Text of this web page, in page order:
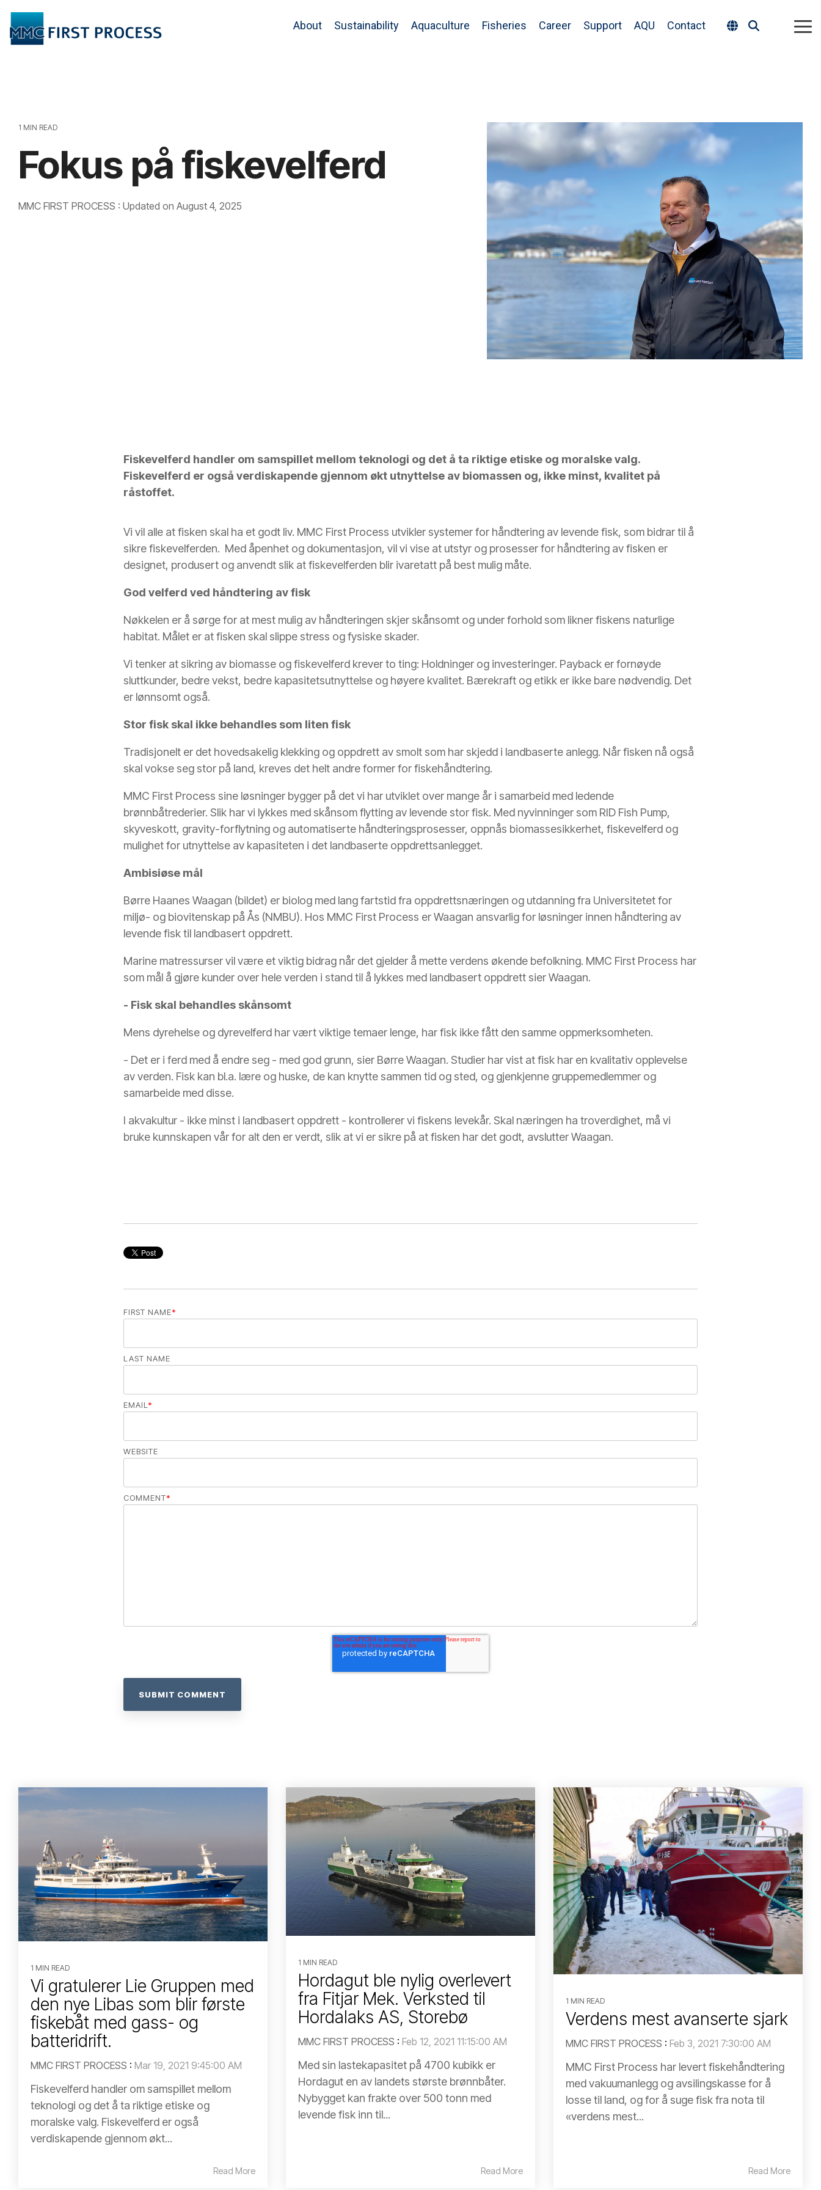
the
main
About Sustainability Aquaculture Fisheries Career Support AQU Contact
1 MIN READ
Fokus på fiskevelferd
MMC FIRST PROCESS : Updated on August 4, 2025
Fiskevelferd handler om samspillet mellom teknologi og det å ta riktige etiske og moralske valg.
Fiskevelferd er også verdiskapende gjennom økt utnyttelse av biomassen og, ikke minst, kvalitet på
råstoffet.
Vi vil alle at fisken skal ha et godt liv. MMC First Process utvikler systemer for håndtering av levende fisk, som bidrar til å
sikre fiskevelferden. Med åpenhet og dokumentasjon, vil vi vise at utstyr og prosesser for håndtering av fisken er
designet, produsert og anvendt slik at fiskevelferden blir ivaretatt på best mulig måte.
God velferd ved håndtering av fisk
Nøkkelen er å sørge for at mest mulig av håndteringen skjer skånsomt og under forhold som likner fiskens naturlige
habitat. Målet er at fisken skal slippe stress og fysiske skader.
Vi tenker at sikring av biomasse og fiskevelferd krever to ting: Holdninger og investeringer. Payback er fornøyde
sluttkunder, bedre vekst, bedre kapasitetsutnyttelse og høyere kvalitet. Bærekraft og etikk er ikke bare nødvendig. Det
er lønnsomt også.
Stor fisk skal ikke behandles som liten fisk
Tradisjonelt er det hovedsakelig klekking og oppdrett av smolt som har skjedd i landbaserte anlegg. Når fisken nå også
skal vokse seg stor på land, kreves det helt andre former for fiskehåndtering.
MMC First Process sine løsninger bygger på det vi har utviklet over mange år i samarbeid med ledende
brønnbåtrederier. Slik har vi lykkes med skånsom flytting av levende stor fisk. Med nyvinninger som RID Fish Pump,
skyveskott, gravity-forflytning og automatiserte håndteringsprosesser, oppnås biomassesikkerhet, fiskevelferd og
mulighet for utnyttelse av kapasiteten i det landbaserte oppdrettsanlegget.
Ambisiøse mål
Børre Haanes Waagan (bildet) er biolog med lang fartstid fra oppdrettsnæringen og utdanning fra Universitetet for
miljø- og biovitenskap på Ås (NMBU). Hos MMC First Process er Waagan ansvarlig for løsninger innen håndtering av
levende fisk til landbasert oppdrett.
Marine matressurser vil være et viktig bidrag når det gjelder å mette verdens økende befolkning. MMC First Process har
som mål å gjøre kunder over hele verden i stand til å lykkes med landbasert oppdrett sier Waagan.
- Fisk skal behandles skånsomt
Mens dyrehelse og dyrevelferd har vært viktige temaer lenge, har fisk ikke fått den samme oppmerksomheten.
­­- Det er i ferd med å endre seg - med god grunn, sier Børre Waagan. Studier har vist at fisk har en kvalitativ opplevelse
av verden. Fisk kan bl.a. lære og huske, de kan knytte sammen tid og sted, og gjenkjenne gruppemedlemmer og
samarbeide med disse.
I akvakultur - ikke minst i landbasert oppdrett - kontrollerer vi fiskens levekår. Skal næringen ha troverdighet, må vi
bruke kunnskapen vår for alt den er verdt, slik at vi er sikre på at fisken har det godt, avslutter Waagan.
FIRST NAME*
LAST NAME
EMAIL *
WEBSITE
COMMENT*
1 MIN READ
Vi gratulerer Lie Gruppen med
den nye Libas som blir første
fiskebåt med gass- og
batteridrift.
MMC FIRST PROCESS : Mar 19, 2021 9:45:00 AM
Fiskevelferd handler om samspillet mellom
teknologi og det å ta riktige etiske og
moralske valg. Fiskevelferd er også
verdiskapende gjennom økt...
Read More
1 MIN READ
Hordagut ble nylig overlevert
fra Fitjar Mek. Verksted til
Hordalaks AS, Storebø
MMC FIRST PROCESS : Feb 12, 2021 11:15:00 AM
Med sin lastekapasitet på 4700 kubikk er
Hordagut en av landets største brønnbåter.
Nybygget kan frakte over 500 tonn med
levende fisk inn til...
Read More
1 MIN READ
Verdens mest avanserte sjark
MMC FIRST PROCESS : Feb 3, 2021 7:30:00 AM
MMC First Process har levert fiskehåndtering
med vakuumanlegg og avsilingskasse for å
losse til land, og for å suge fisk fra nota til
«verdens mest...
Read More